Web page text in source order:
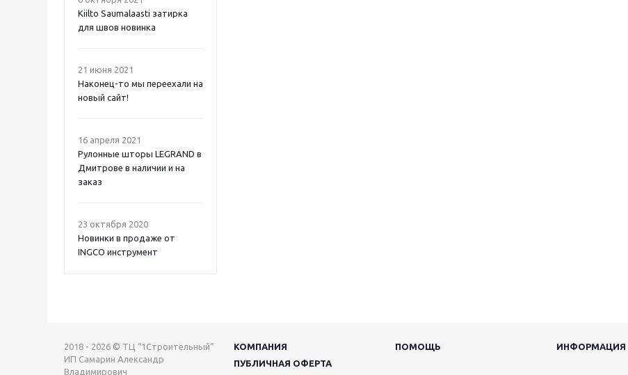
Kiilto Saumalaasti затирка
для швов новинка
21 июня 2021
Наконец-то мы переехали на
новый сайт!
16 апреля 2021
Рулонные шторы LEGRAND в
Дмитрове в наличии и на
заказ
23 октября 2020
Новинки в продаже от
INGCO инструмент
2018 - 2026 © ТЦ “1Строительный”
ИП Самарин Александр
Владимирович
КОМПАНИЯ ПОМОЩЬ
ИНФОРМАЦИЯ
ПУБЛИЧНАЯ ОФЕРТА